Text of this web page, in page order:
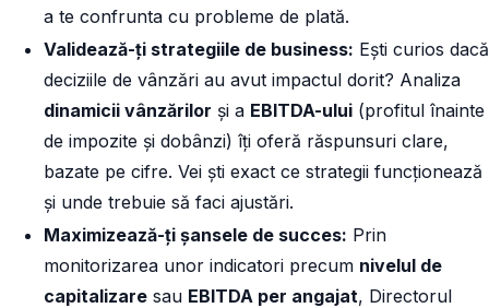
a te confrunta cu probleme de plată.
Validează-ți strategiile de business: Ești curios dacă
deciziile de vânzări au avut impactul dorit? Analiza
dinamicii vânzărilor și a EBITDA-ului (profitul înainte
de impozite și dobânzi) îți oferă răspunsuri clare,
bazate pe cifre. Vei ști exact ce strategii funcționează
și unde trebuie să faci ajustări.
Maximizează-ți șansele de succes: Prin
monitorizarea unor indicatori precum nivelul de
capitalizare sau EBITDA per angajat, Directorul